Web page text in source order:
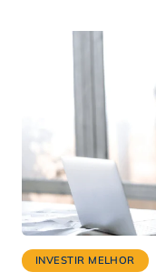
INVESTIR MELHOR